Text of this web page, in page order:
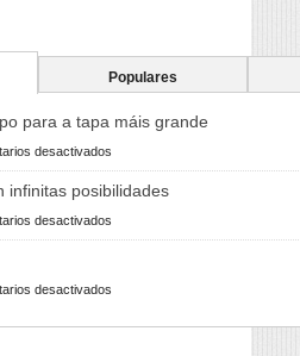
Populares
para a tapa máis grande
desactivados
610
infinitas posibilidades
desactivados
Alfabeto
infinitas
desactivados